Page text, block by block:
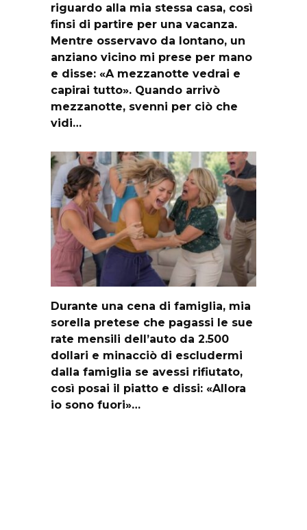
riguardo alla mia stessa casa, così
finsi di partire per una vacanza.
Mentre osservavo da lontano, un
anziano vicino mi prese per mano
e disse: «A mezzanotte vedrai e
capirai tutto». Quando arrivò
mezzanotte, svenni per ciò che
vidi…
Durante una cena di famiglia, mia
sorella pretese che pagassi le sue
rate mensili dell’auto da 2.500
dollari e minacciò di escludermi
dalla famiglia se avessi rifiutato,
così posai il piatto e dissi: «Allora
io sono fuori»…